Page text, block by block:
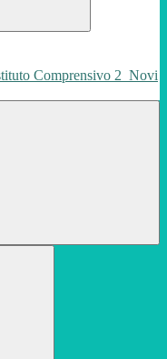
Comprensivo 2 Novi